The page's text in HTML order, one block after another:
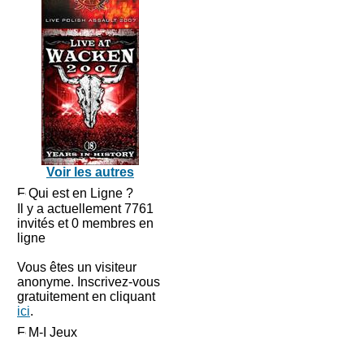
Voir les autres
Qui est en Ligne ?
Il y a actuellement 7761
invités et 0 membres en
ligne
Vous êtes un visiteur
anonyme. Inscrivez-vous
gratuitement en cliquant
ici.
M-I Jeux